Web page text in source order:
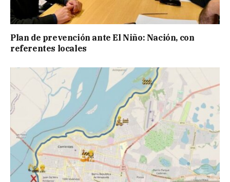
Plan de prevención ante El Niño: Nación, con
referentes locales